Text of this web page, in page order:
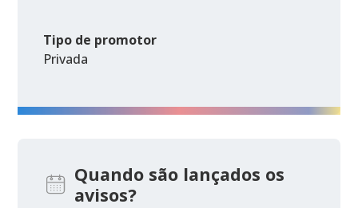
Tipo de promotor
Privada
Quando são lançados os
avisos?